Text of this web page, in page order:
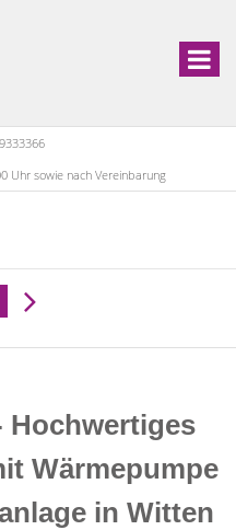
Uhr sowie nach Vereinbarung
Hochwertiges
Wärmepumpe
in Witten